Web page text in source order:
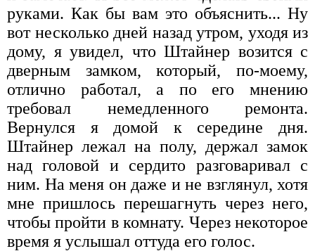
руками. Как бы вам это объяснить... Ну
вот несколько дней назад утром, уходя из
дому, я увидел, что Штайнер возится с
дверным замком, который, по-моему,
отлично работал, а по его мнению
требовал немедленного ремонта.
Вернулся я домой к середине дня.
Штайнер лежал на полу, держал замок
над головой и сердито разговаривал с
ним. На меня он даже и не взглянул, хотя
мне пришлось перешагнуть через него,
чтобы пройти в комнату. Через некоторое
время я услышал оттуда его голос.